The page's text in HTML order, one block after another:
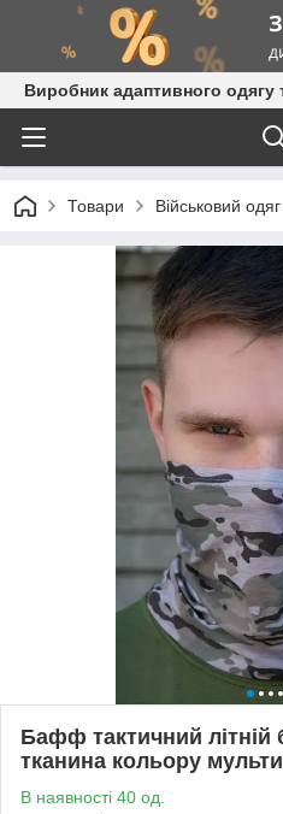
Виробник адаптивного одягу
Товари Військовий одяг
Бафф тактичний літній
тканина кольору
В наявності 40 од.